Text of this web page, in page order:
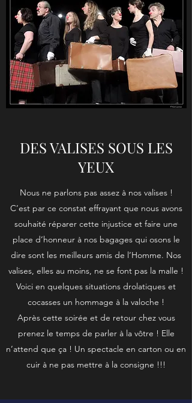
DES VALISES SOUS LES
YEUX
Nous ne parlons pas assez à nos valises !
C’est par ce constat effrayant que nous avons
souhaité réparer cette injustice et faire une
place d’honneur à nos bagages qui osons le
dire sont les meilleurs amis de l’Homme. Nos
valises, elles au moins, ne se font pas la malle !
Voici en quelques situations drolatiques et
cocasses un hommage à la valoche !
Après cette soirée et de retour chez vous
prenez le temps de parler à la vôtre ! Elle
n’attend que ça ! Un spectacle en carton ou en
cuir à ne pas mettre à la consigne !!!